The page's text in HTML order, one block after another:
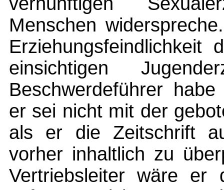
Menschen
einsichtigen
Beschwerdeführer
er sei nicht mit der
als er die Zeitschrift
vorher inhaltlich zu
Vertriebsleiter wäre er